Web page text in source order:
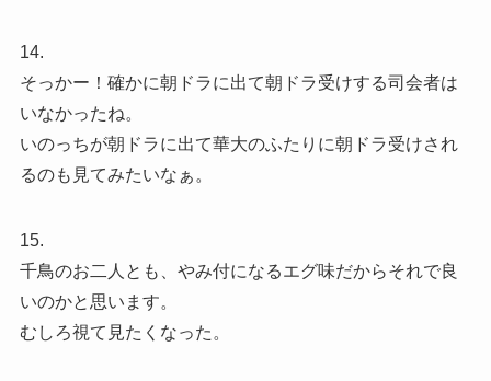
14.
そっかー！確かに朝ドラに出て朝ドラ受けする司会者は
いなかったね。
いのっちが朝ドラに出て華大のふたりに朝ドラ受けされ
るのも見てみたいなぁ。
15.
千鳥のお二人とも、やみ付になるエグ味だからそれで良
いのかと思います。
むしろ視て見たくなった。